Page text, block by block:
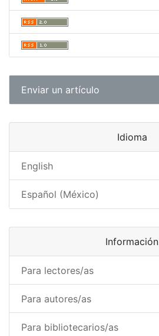
Enviar un artículo
Idioma
English
Español (México)
Información
Para lectores/as
Para autores/as
Para bibliotecarios/as